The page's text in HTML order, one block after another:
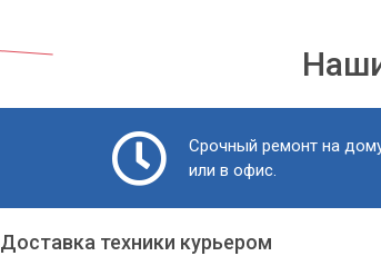
Срочный ремонт на
или в офис.
Доставка техники курьером